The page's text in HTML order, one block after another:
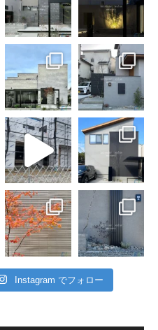
Instagram でフォロー